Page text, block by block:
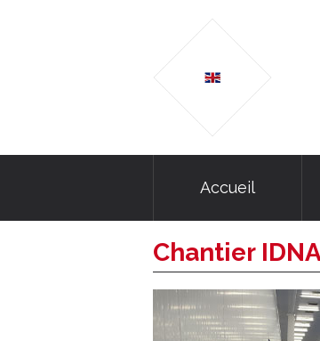
Accueil
Chantier